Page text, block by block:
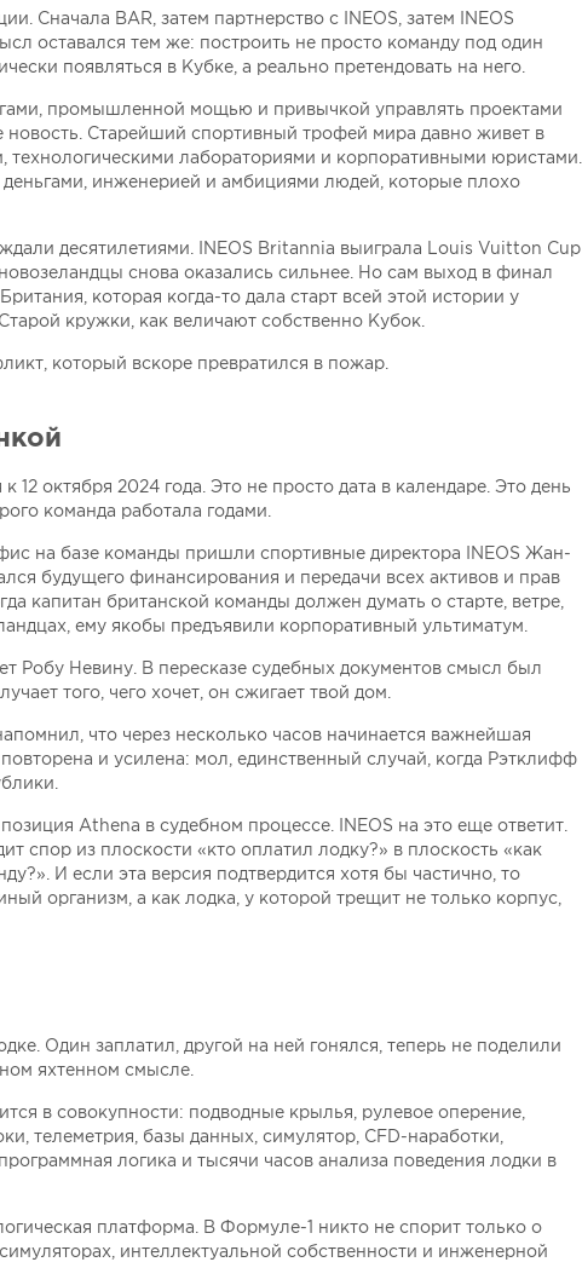
Сначала BAR, затем партнерство с INEOS, затем INEOS
оставался тем же: построить не просто команду под один
появляться в Кубке, а реально претендовать на него.
промышленной мощью и привычкой управлять проектами
новость. Старейший спортивный трофей мира давно живет в
лабораториями и корпоративными юристами.
инженерией и амбициями людей, которые плохо
десятилетиями. INEOS Britannia выиграла Louis Vuitton Cup
снова оказались сильнее. Но сам выход в финал
которая когда-то дала старт всей этой истории у
кружки, как величают собственно Кубок.
который вскоре превратился в пожар.
октября 2024 года. Это не просто дата в календаре. Это день
команда работала годами.
на базе команды пришли спортивные директора INEOS Жан-
будущего финансирования и передачи всех активов и прав
капитан британской команды должен думать о старте, ветре,
ему якобы предъявили корпоративный ультиматум.
Робу Невину. В пересказе судебных документов смысл был
того, чего хочет, он сжигает твой дом.
что через несколько часов начинается важнейшая
и усилена: мол, единственный случай, когда Рэтклифф
Athena в судебном процессе. INEOS на это еще ответит.
спор из плоскости «кто оплатил лодку?» в плоскость «как
И если эта версия подтвердится хотя бы частично, то
организм, а как лодка, у которой трещит не только корпус,
Один заплатил, другой на ней гонялся, теперь не поделили
яхтенном смысле.
в совокупности: подводные крылья, рулевое оперение,
телеметрия, базы данных, симулятор, CFD-наработки,
логика и тысячи часов анализа поведения лодки в
платформа. В Формуле-1 никто не спорит только о
интеллектуальной собственности и инженерной